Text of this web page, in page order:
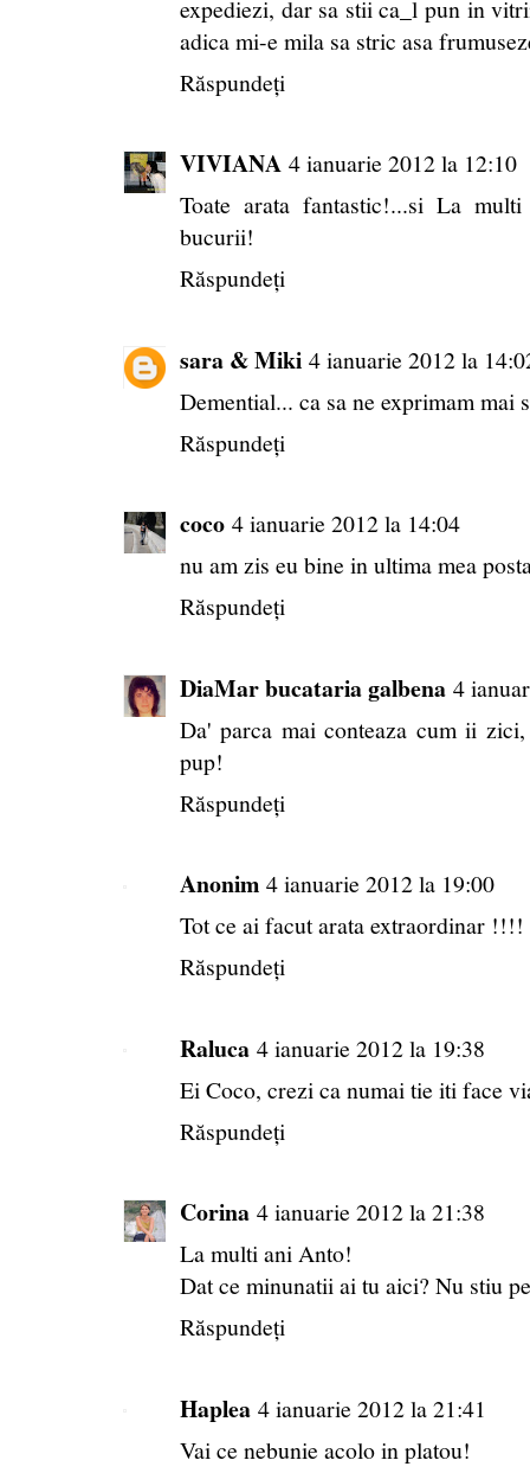
expediezi, dar sa stii ca_l pun in
adica mi-e mila sa stric asa
Răspundeți
VIVIANA 4 ianuarie 2012 la 12:10
Toate arata fantastic!...si La
bucurii!
Răspundeți
sara & Miki 4 ianuarie 2012 la
Demential... ca sa ne exprimam
Răspundeți
coco 4 ianuarie 2012 la 14:04
nu am zis eu bine in ultima mea
Răspundeți
DiaMar bucataria galbena 4
Da' parca mai conteaza cum ii
pup!
Răspundeți
Anonim 4 ianuarie 2012 la 19:00
Tot ce ai facut arata extraordinar
Răspundeți
Raluca 4 ianuarie 2012 la 19:38
Ei Coco, crezi ca numai tie iti face
Răspundeți
Corina 4 ianuarie 2012 la 21:38
La multi ani Anto!
Dat ce minunatii ai tu aici? Nu stiu
Răspundeți
Haplea 4 ianuarie 2012 la 21:41
Vai ce nebunie acolo in platou!